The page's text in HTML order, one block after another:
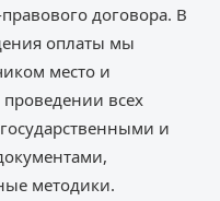
договора. В
оплаты мы
место и
всех
и
методики.